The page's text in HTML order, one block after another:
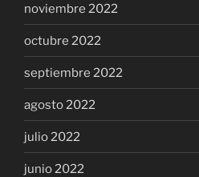
noviembre 2022
octubre 2022
septiembre 2022
agosto 2022
julio 2022
junio 2022